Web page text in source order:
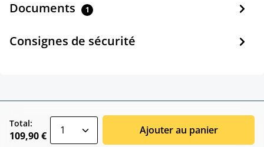
Documents 1
Consignes de sécurité
Total:
109,90 € Ajouter au panier